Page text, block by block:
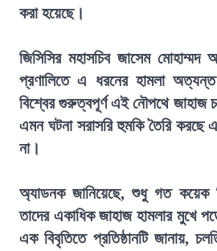
করা হয়েছে।
জিসিসির মহাসচিব জাসেম
প্রণালিতে এ ধরনের হামলা
বিশ্বের গুরুত্বপূর্ণ এই নৌপথে জাহাজ
এমন ঘটনা সরাসরি হুমকি তৈরি করছে
না।
অ্যাডনক জানিয়েছে, শুধু গত কয়েক
তাদের একাধিক জাহাজ হামলার মুখে
এক বিবৃতিতে প্রতিষ্ঠানটি জানায়,